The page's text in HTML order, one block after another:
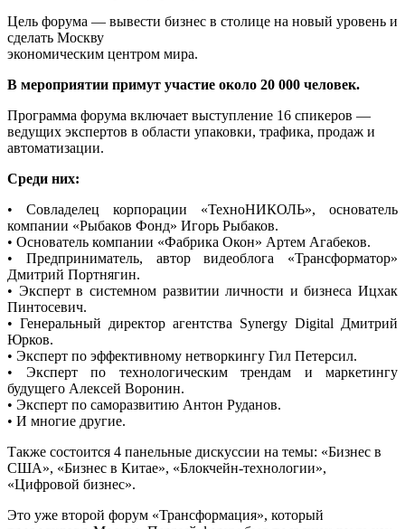
Цель форума — вывести бизнес в столице на новый уровень и
сделать Москву
экономическим центром мира.
В мероприятии примут участие около 20 000 человек.
Программа форума включает выступление 16 спикеров —
ведущих экспертов в области упаковки, трафика, продаж и
автоматизации.
Среди них:
• Совладелец корпорации «ТехноНИКОЛЬ», основатель
компании «Рыбаков Фонд» Игорь Рыбаков.
• Основатель компании «Фабрика Окон» Артем Агабеков.
• Предприниматель, автор видеоблога «Трансформатор»
Дмитрий Портнягин.
• Эксперт в системном развитии личности и бизнеса Ицхак
Пинтосевич.
• Генеральный директор агентства Synergy Digital Дмитрий
Юрков.
• Эксперт по эффективному нетворкингу Гил Петерсил.
• Эксперт по технологическим трендам и маркетингу
будущего Алексей Воронин.
• Эксперт по саморазвитию Антон Руданов.
• И многие другие.
Также состоится 4 панельные дискуссии на темы: «Бизнес в
США», «Бизнес в Китае», «Блокчейн-технологии»,
«Цифровой бизнес».
Это уже второй форум «Трансформация», который